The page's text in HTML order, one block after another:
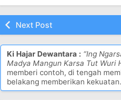
Next Post
Ki Hajar Dewantara : “Ing
Madya Mangun Karsa Tut Wuri
memberi contoh, di tengah
belakang memberikan kekuatan.